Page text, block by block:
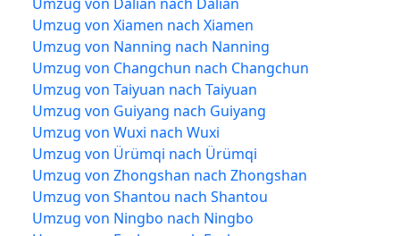
Umzug von Xiamen nach Xiamen
Umzug von Nanning nach Nanning
Umzug von Changchun nach Changchun
Umzug von Taiyuan nach Taiyuan
Umzug von Guiyang nach Guiyang
Umzug von Wuxi nach Wuxi
Umzug von Ürümqi nach Ürümqi
Umzug von Zhongshan nach Zhongshan
Umzug von Shantou nach Shantou
Umzug von Ningbo nach Ningbo